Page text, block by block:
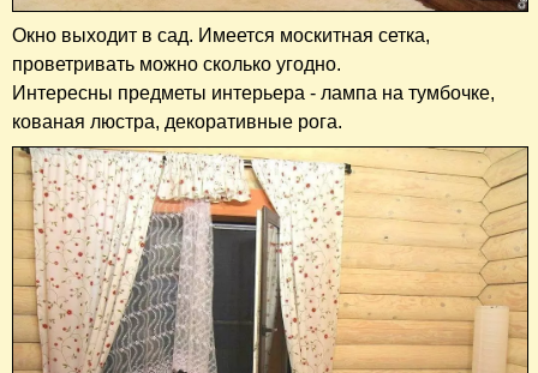
Окно выходит в сад. Имеется москитная сетка,
проветривать можно сколько угодно.
Интересны предметы интерьера - лампа на тумбочке,
кованая люстра, декоративные рога.